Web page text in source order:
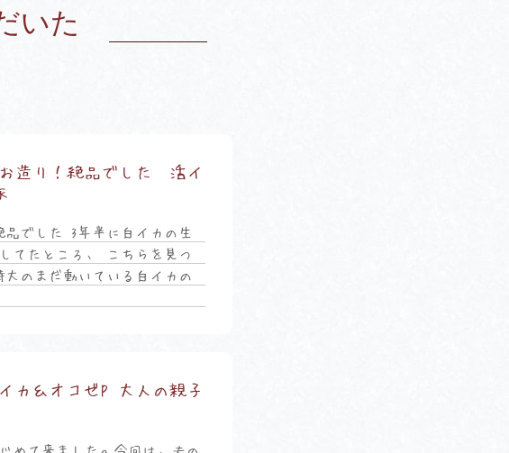
いた
造り！絶品でした 活イ
でした 3年半に白イカの生
てたところ、 こちらを見つ
のまだ動いている白イカの
カ＆オコゼP 大人の親子
めて来ました。今回は、夫の